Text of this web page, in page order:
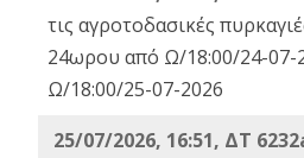
τις αγροτοδασικές
24ωρου από Ω/18:00/24-07-
Ω/18:00/25-07-2026
25/07/2026, 16:51, ΔΤ